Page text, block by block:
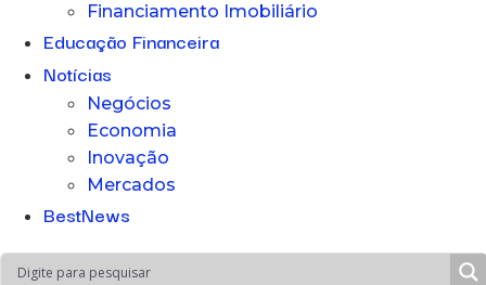
Financiamento Imobiliário
Educação Financeira
Notícias
Negócios
Economia
Inovação
Mercados
BestNews